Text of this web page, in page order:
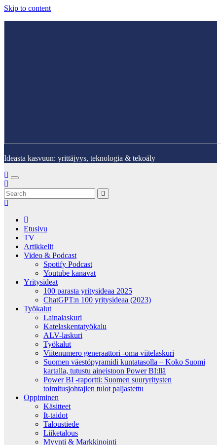
Skip to content
Ideasta kasvuun: yrittäjyys, teknologia & tekoäly
Etusivu
TV
Artikkelit
Video & Podcast
Spotify Podcast
Youtube kanavat
Yritysideat
100 parasta yritysideaa 2025
ChatGPT:n 100 yritysideaa (2023)
Työkalut
Lainalaskuri
Katelaskentatyökalu
ALV-laskuri
Työkalut
Viitenumero generaattori -oma viitelaskuri
Suomen väestöpyramidi kuntatasolla – Koko Suomi
kartalla, tutustu aineistoon Power BI:llä
Power BI -raportti: Suomen suuryritysten
toimitusjohtajien tulot paljastettu
Oppiminen
Käsitteet
It-taidot
Taloustiede
Liiketalous
Myynti & Markkinointi